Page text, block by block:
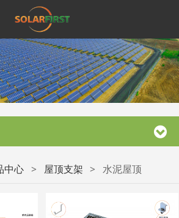
中心 > 屋顶支架 > 水泥屋顶